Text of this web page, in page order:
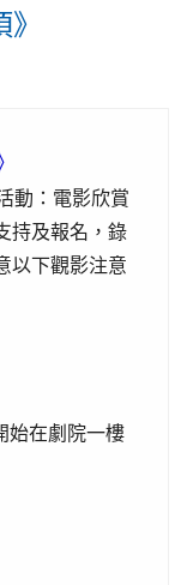
動：電影欣賞
持及報名，錄
以下觀影注意
始在劇院一樓